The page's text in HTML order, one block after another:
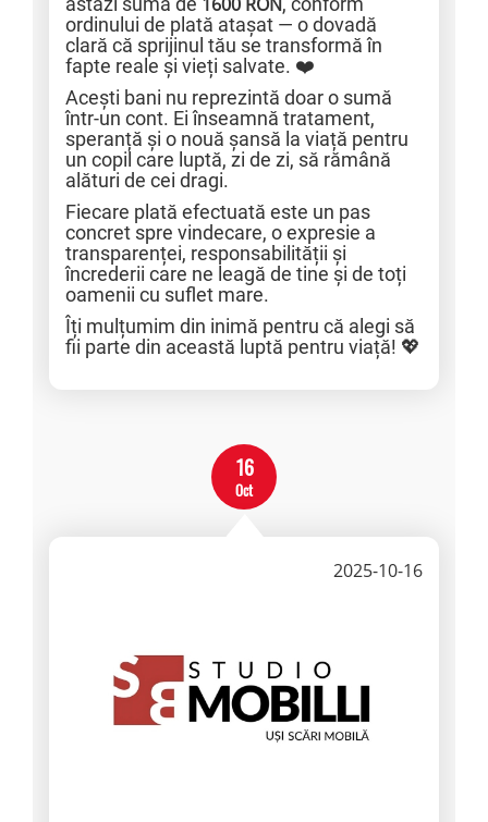
ordinului de plată atașat — o dovadă
clară că sprijinul tău se transformă în
fapte reale și vieți salvate. ❤️
Acești bani nu reprezintă doar o sumă
într-un cont. Ei înseamnă tratament,
speranță și o nouă șansă la viață pentru
un copil care luptă, zi de zi, să rămână
alături de cei dragi.
Fiecare plată efectuată este un pas
concret spre vindecare, o expresie a
transparenței, responsabilității și
încrederii care ne leagă de tine și de toți
oamenii cu suflet mare.
Îți mulțumim din inimă pentru că alegi să
fii parte din această luptă pentru viață! 💖
16
Oct
2025-10-16